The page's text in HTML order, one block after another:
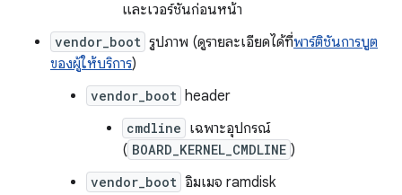
และเวอร์ชันก่อนหน้า
vendor_boot รูปภาพ (ดูรายละเอียดได้ที่พาร์ติชันการบูต
ของผู้ให้บริการ)
vendor_boot header
cmdline เฉพาะอุปกรณ์
( BOARD_KERNEL_CMDLINE )
vendor_boot อิมเมจ ramdisk